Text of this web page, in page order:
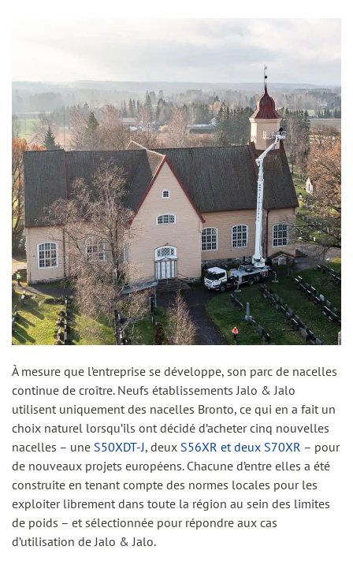
À mesure que l’entreprise se développe, son parc de nacelles
continue de croître. Neufs établissements Jalo & Jalo
utilisent uniquement des nacelles Bronto, ce qui en a fait un
choix naturel lorsqu’ils ont décidé d’acheter cinq nouvelles
nacelles – une S50XDT-J, deux S56XR et deux S70XR – pour
de nouveaux projets européens. Chacune d’entre elles a été
construite en tenant compte des normes locales pour les
exploiter librement dans toute la région au sein des limites
de poids – et sélectionnée pour répondre aux cas
d’utilisation de Jalo & Jalo.